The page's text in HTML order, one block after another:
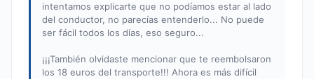
intentamos explicarte que no podíamos estar al lado
del conductor, no parecías entenderlo... No puede
ser fácil todos los días, eso seguro...
¡¡¡También olvidaste mencionar que te reembolsaron
los 18 euros del transporte!!! Ahora es más difícil